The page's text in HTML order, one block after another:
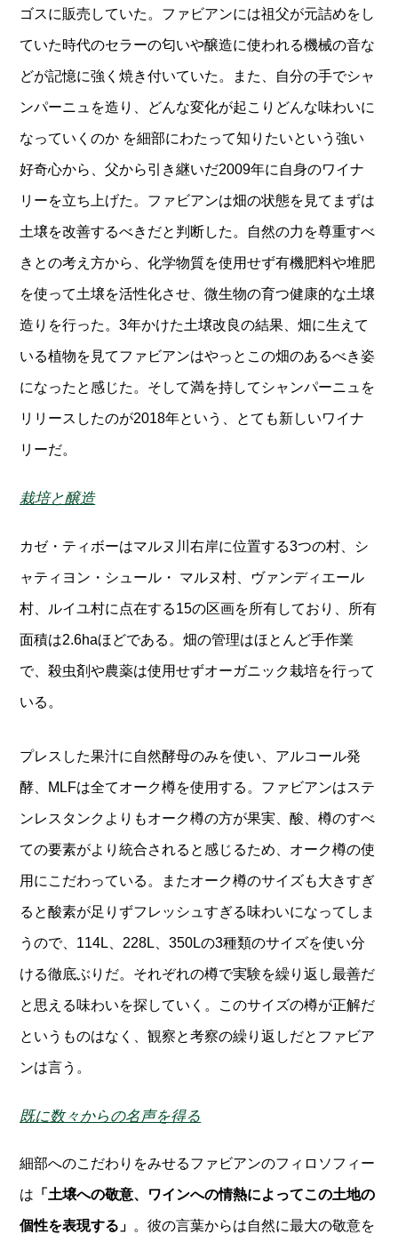
ゴスに販売していた。ファビアンには祖父が元詰めをし
ていた時代のセラーの匂いや醸造に使われる機械の音な
どが記憶に強く焼き付いていた。また、自分の手でシャ
ンパーニュを造り、どんな変化が起こりどんな味わいに
なっていくのか を細部にわたって知りたいという強い
好奇心から、父から引き継いだ2009年に自身のワイナ
リーを立ち上げた。ファビアンは畑の状態を見てまずは
土壌を改善するべきだと判断した。自然の力を尊重すべ
きとの考え方から、化学物質を使用せず有機肥料や堆肥
を使って土壌を活性化させ、微生物の育つ健康的な土壌
造りを行った。3年かけた土壌改良の結果、畑に生えて
いる植物を見てファビアンはやっとこの畑のあるべき姿
になったと感じた。そして満を持してシャンパーニュを
リリースしたのが2018年という、とても新しいワイナ
リーだ。
栽培と醸造
カゼ・ティボーはマルヌ川右岸に位置する3つの村、シ
ャティヨン・シュール・ マルヌ村、ヴァンディエール
村、ルイユ村に点在する15の区画を所有しており、所有
面積は2.6haほどである。畑の管理はほとんど手作業
で、殺虫剤や農薬は使用せずオーガニック栽培を行って
いる。
プレスした果汁に自然酵母のみを使い、アルコール発
酵、MLFは全てオーク樽を使用する。ファビアンはステ
ンレスタンクよりもオーク樽の方が果実、酸、樽のすべ
ての要素がより統合されると感じるため、オーク樽の使
用にこだわっている。またオーク樽のサイズも大きすぎ
ると酸素が足りずフレッシュすぎる味わいになってしま
うので、114L、228L、350Lの3種類のサイズを使い分
ける徹底ぶりだ。それぞれの樽で実験を繰り返し最善だ
と思える味わいを探していく。このサイズの樽が正解だ
というものはなく、観察と考察の繰り返しだとファビア
ンは言う。
既に数々からの名声を得る
細部へのこだわりをみせるファビアンのフィロソフィー
は 「土壌への敬意、ワインへの情熱によってこの土地の
個性を表現する」 。彼の言葉からは自然に最大の敬意を